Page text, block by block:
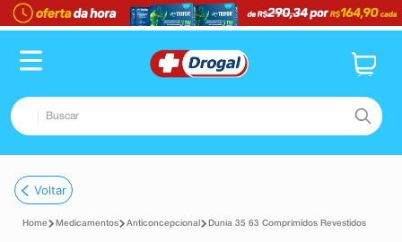
Buscar
1º fralda
pampers confort sec max
Voltar
Medicamentos Anticoncepcional Dunia 35 63 Comprimidos Revestidos